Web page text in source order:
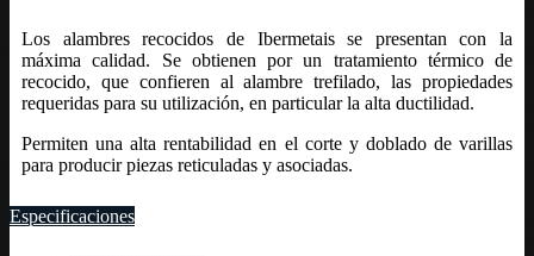
Los alambres recocidos de Ibermetais se presentan con la
máxima calidad. Se obtienen por un tratamiento térmico de
recocido, que confieren al alambre trefilado, las propiedades
requeridas para su utilización, en particular la alta ductilidad.
Permiten una alta rentabilidad en el corte y doblado de varillas
para producir piezas reticuladas y asociadas.
Especificaciones